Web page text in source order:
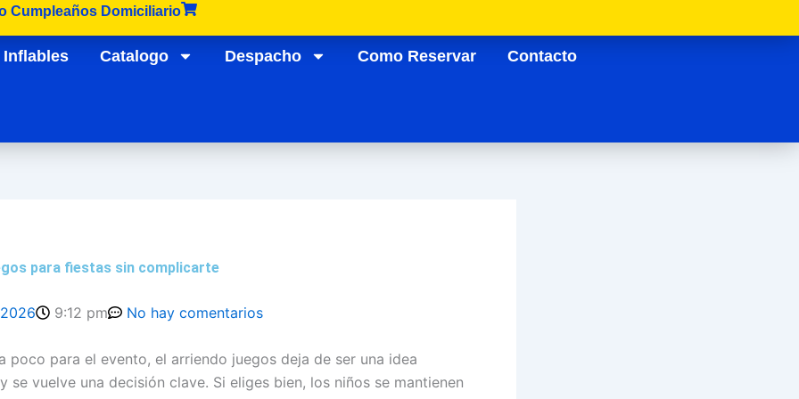
Cumpleaños Domiciliario
Catalogo Despacho Como Reservar Contacto
para fiestas sin complicarte
9:12 pm No hay comentarios
poco para el evento, el arriendo juegos deja de ser una idea
se vuelve una decisión clave. Si eliges bien, los niños se mantienen